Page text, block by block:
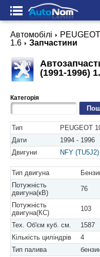
Автомобілі PEUGEOT
1.6
Запчастини
(1991-1996)
Категорія
Тип
PEUGEOT
Дати
1994 - 1996
Двигуни
NFY (TU5J2)
Тип двигуна
Потужність
двигуна(кВ)
76
Потужність
двигуна(КС)
103
Тех. Об'єм куб. см.
1587
Кількість циліндрів
4
Тип палива